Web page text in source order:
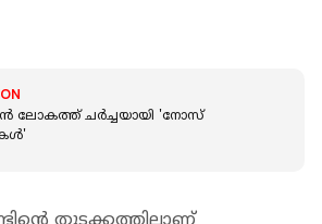
ലോകത്ത് ചര്‍ച്ചയായി 'നോസ്